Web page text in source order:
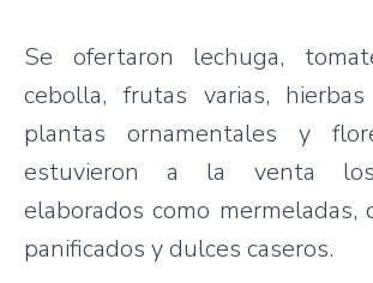
Se ofertaron lechuga,
cebolla, frutas varias, hierbas
plantas ornamentales y
estuvieron a la venta
elaborados como mermeladas,
panificados y dulces caseros.